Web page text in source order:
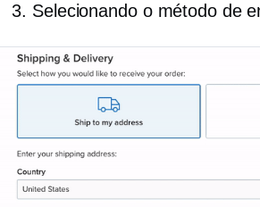
Selecionando o método de